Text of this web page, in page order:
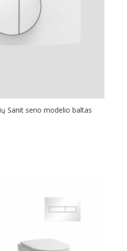
Sanit seno modelio baltas